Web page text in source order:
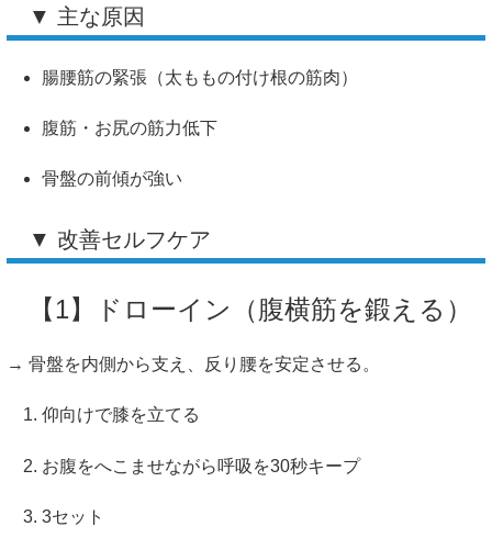
▼ 主な原因
腸腰筋の緊張（太ももの付け根の筋肉）
腹筋・お尻の筋力低下
骨盤の前傾が強い
▼ 改善セルフケア
【1】ドローイン（腹横筋を鍛える）
→ 骨盤を内側から支え、反り腰を安定させる。
仰向けで膝を立てる
お腹をへこませながら呼吸を30秒キープ
3セット